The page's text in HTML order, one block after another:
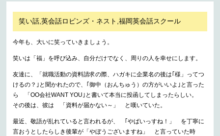
笑い話,英会話ロビンズ・ネスト,福岡英会話スクール
今年も、大いに笑っていきましょう。
笑いは「福」を呼び込み、自分だけでなく、周りの人を幸せにします。
友達に、「就職活動の資料請求の際、ハガキに企業名の後は｢様」ってつ
けるの？｣と聞かれたので、｢御中（おんちゅう）の方がいいよ｣と言った
ら 「OO会社WANT YOU｣と書いて本当に投函してしまったらしい。
その後は、彼は 「資料が届かない～」 と嘆いていた。
最近、敬語が乱れていると言われるが、 ｢やばいっすね！」 を丁寧に
言おうとしたらしき後輩が「やぼうございますね」 と言っていた時